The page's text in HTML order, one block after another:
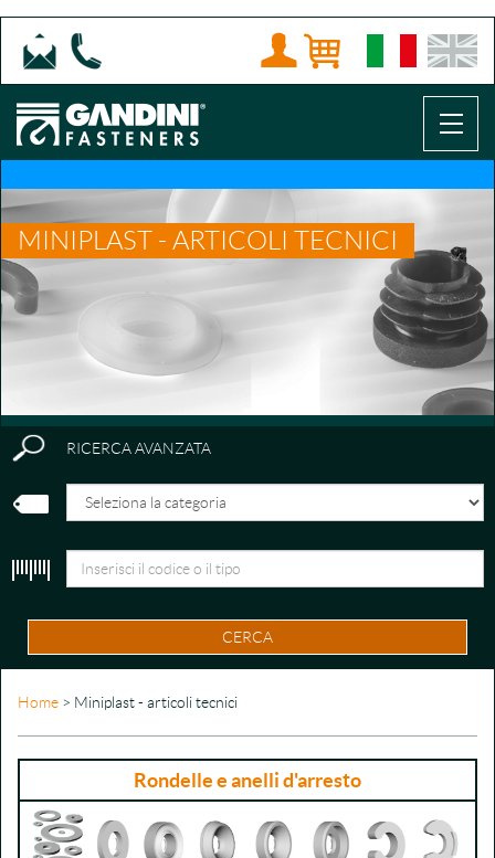
MINIPLAST - ARTICOLI TECNICI
RICERCA AVANZATA
CERCA
Home > Miniplast - articoli tecnici
Rondelle e anelli d'arresto